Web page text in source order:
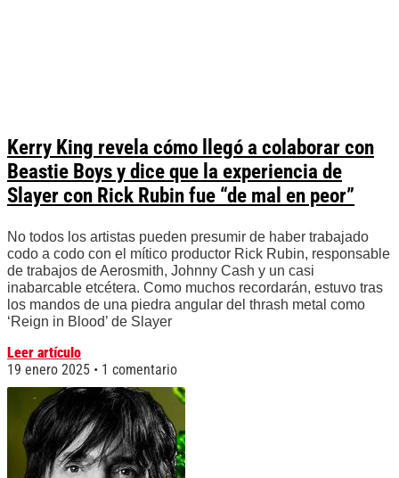
Kerry King revela cómo llegó a colaborar con
Beastie Boys y dice que la experiencia de
Slayer con Rick Rubin fue “de mal en peor”
No todos los artistas pueden presumir de haber trabajado
codo a codo con el mítico productor Rick Rubin, responsable
de trabajos de Aerosmith, Johnny Cash y un casi
inabarcable etcétera. Como muchos recordarán, estuvo tras
los mandos de una piedra angular del thrash metal como
‘Reign in Blood’ de Slayer
Leer artículo
19 enero 2025
1 comentario